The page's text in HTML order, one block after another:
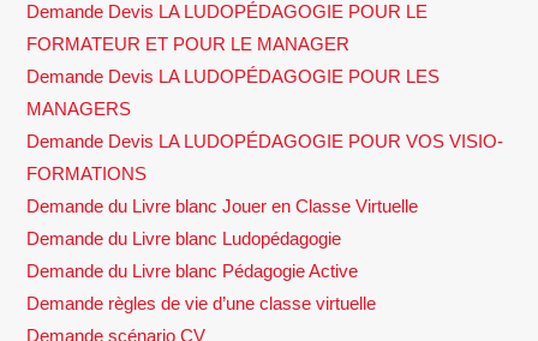
Demande Devis LA LUDOPÉDAGOGIE POUR LE
FORMATEUR ET POUR LE MANAGER
Demande Devis LA LUDOPÉDAGOGIE POUR LES
MANAGERS
Demande Devis LA LUDOPÉDAGOGIE POUR VOS VISIO-
FORMATIONS
Demande du Livre blanc Jouer en Classe Virtuelle
Demande du Livre blanc Ludopédagogie
Demande du Livre blanc Pédagogie Active
Demande règles de vie d’une classe virtuelle
Demande scénario CV